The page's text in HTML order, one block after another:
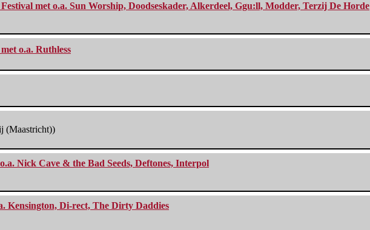
met o.a. Sun Worship, Doodseskader, Alkerdeel, Ggu:ll, Modder, Terzij De Horde
o.a. Ruthless
(Maastricht))
Nick Cave & the Bad Seeds, Deftones, Interpol
Kensington, Di-rect, The Dirty Daddies